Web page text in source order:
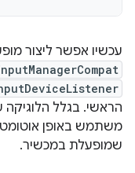
עכשיו אפשר ליצור
הראשי. בגלל
שמופעלת במכשיר.